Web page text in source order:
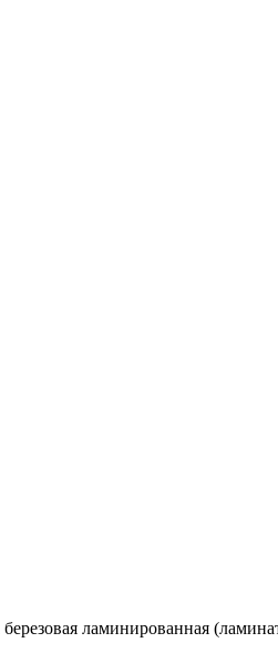
ламинированная